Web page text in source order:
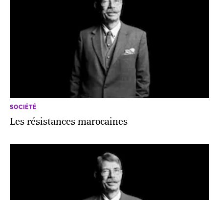
SOCIÉTÉ
Les résistances marocaines